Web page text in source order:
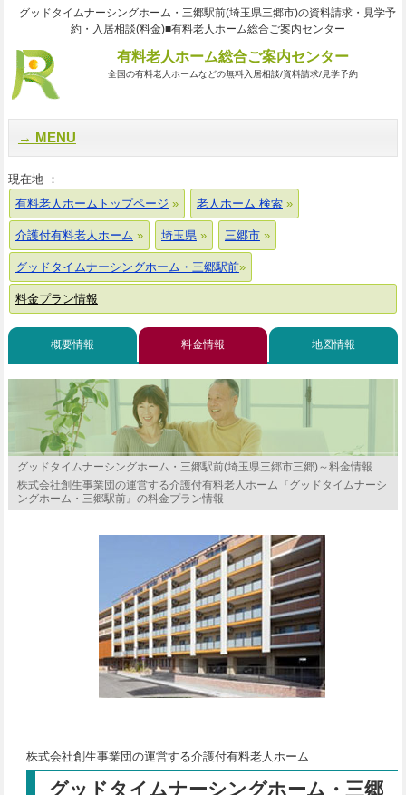
グッドタイムナーシングホーム・三郷駅前(埼玉県三郷市)の資料請求・見学予
約・入居相談(料金)■有料老人ホーム総合ご案内センター
有料老人ホーム総合ご案内センター
全国の有料老人ホームなどの無料入居相談/資料請求/見学予約
MENU
現在地 ：
有料老人ホームトップページ
老人ホーム 検索
介護付有料老人ホーム 埼玉県 三郷市
グッドタイムナーシングホーム・三郷駅前
料金プラン情報
概要情報 料金情報 地図情報
グッドタイムナーシングホーム・三郷駅前(埼玉県三郷市三郷)～料金情報
株式会社創生事業団の運営する介護付有料老人ホーム『グッドタイムナーシ
ングホーム・三郷駅前』の料金プラン情報
株式会社創生事業団の運営する介護付有料老人ホーム
グッドタイムナーシングホーム・三郷